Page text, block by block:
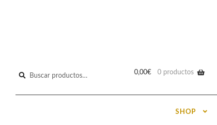
Buscar
0,00€ 0 productos
SHOP